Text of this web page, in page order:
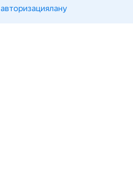
авторизациялану